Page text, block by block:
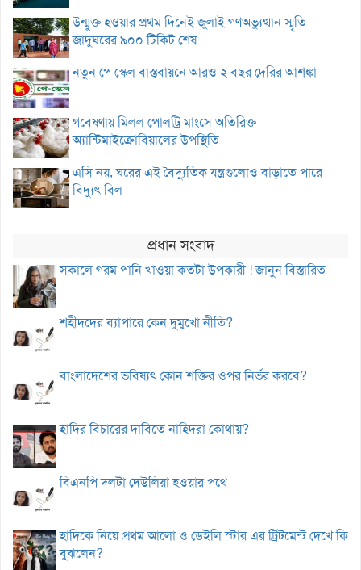
উন্মুক্ত হওয়ার প্রথম দিনেই জুলাই গণঅভ্যুত্থান স্মৃতি
জাদুঘরের ৯০০ টিকিট শেষ
নতুন পে স্কেল বাস্তবায়নে আরও ২ বছর দেরির আশঙ্কা
গবেষণায় মিলল পোলট্রি মাংসে অতিরিক্ত
অ্যান্টিমাইক্রোবিয়ালের উপস্থিতি
এসি নয়, ঘরের এই বৈদ্যুতিক যন্ত্রগুলোও বাড়াতে পারে
বিদ্যুৎ বিল
প্রধান সংবাদ
সকালে গরম পানি খাওয়া কতটা উপকারী ! জানুন বিস্তারিত
শহীদদের ব্যাপারে কেন দুমুখো নীতি?
বাংলাদেশের ভবিষ্যৎ কোন শক্তির ওপর নির্ভর করবে?
হাদির বিচারের দাবিতে নাহিদরা কোথায়?
বিএনপি দলটা দেউলিয়া হওয়ার পথে
হাদিকে নিয়ে প্রথম আলো ও ডেইলি স্টার এর ট্রিটমেন্ট দেখে কি
বুঝলেন?